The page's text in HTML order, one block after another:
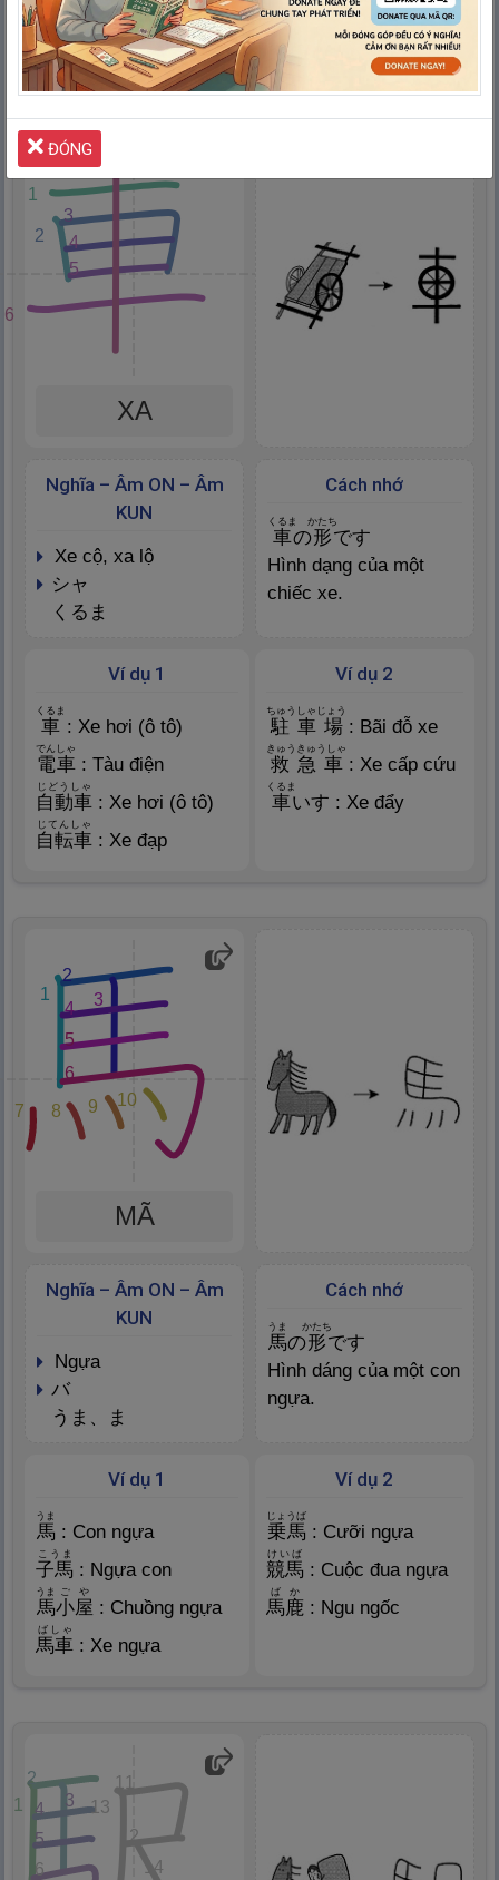
電力
でんりょく
: Điện lực
電
でんげん
: Nguồn điện
1
2
3
5
4
6
7
XA
Cách nhớ
車
くるま
の形
かたち
です
Hình dạng của một
chiếc xe.
Nghĩa – Âm ON – Âm
KUN
xe cộ, xa lộ
シャ
くるま
Ví dụ 1
車
くるま
: Xe hơi (ô tô)
電車
でんしゃ
: Tàu điện
自動
Nghĩa: Động đậy, cử động, hoạt
車
じどうしゃ
: Xe hơi (ô tô)
自転車
じてんしゃ
: Xe đạp
Ví dụ 2
駐 車 場
ちゅうしゃじょう
: Bãi đỗ xe
救 急 車
きゅうきゅうしゃ
: Xe cấp cứu
車
くるま
いす : Xe đẩy
1
2
3
4
5
6
9
10
8
7
MÃ
Cách nhớ
馬
うま
の形
かたち
です
Hình dáng của một con
ngựa.
Nghĩa – Âm ON – Âm
KUN
ngựa
バ
うま、ま
Ví dụ 1
馬
うま
: Con ngựa
子馬
こうま
: Ngựa con
馬
うま
小屋
ごや
: Chuồng ngựa
馬車
ばしゃ
: Xe ngựa
Ví dụ 2
乗馬
じょうば
: Cưỡi ngựa
競馬
けいば
: Cuộc đua ngựa
馬鹿
ばか
: Ngu ngốc
1
2
4
5
3
6
11
12
13
14
ĐÓNG